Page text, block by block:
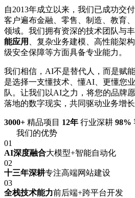
自2013年成立以来，我们已成功交付
客户遍布金融、零售、制造、教育
领域。我们拥有资深的技术团队与
能应用
、复杂业务建模、高性能架
级安全保障等方面具备专业能力。
我们相信，AI不是替代人，而是赋
是选择一支懂技术、懂AI、更懂您
队。让我们以AI之力，将您的品牌
落地的数字现实，共同驱动业务增长
3000+ 精品项目 12年 行业深耕 98%
我们的优势
01
AI深度融合大模型+智能自动化
02
十三年深耕专注高端网站建设
03
全栈技术能力前后端+跨平台开发